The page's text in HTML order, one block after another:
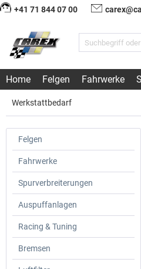
+41 71 844 07 00
Home Felgen Fahrwerke
Werkstattbedarf
Felgen
Fahrwerke
Spurverbreiterungen
Auspuffanlagen
Racing & Tuning
Bremsen